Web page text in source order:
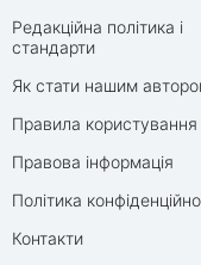
Редакційна політика і
стандарти
Як стати нашим
Правила користування
Правова інформація
Політика
Контакти